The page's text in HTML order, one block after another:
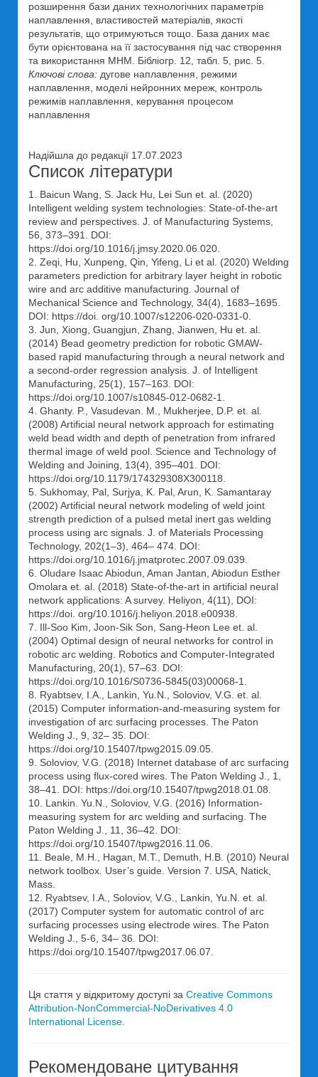
розширення бази даних технологічних параметрів
наплавлення, властивостей матеріалів, якості
результатів, що отримуються тощо. База даних має
бути орієнтована на її застосування під час створення
та використання МНМ. Бібліогр. 12, табл. 5, рис. 5.
Ключові слова: дугове наплавлення, режими
наплавлення, моделі нейронних мереж, контроль
режимів наплавлення, керування процесом
наплавлення
Надійшла до редакції 17.07.2023
Список літератури
1. Baicun Wang, S. Jack Hu, Lei Sun et. al. (2020)
Intelligent welding system technologies: State-of-the-art
review and perspectives. J. of Manufacturing Systems,
56, 373–391. DOI:
https://doi.org/10.1016/j.jmsy.2020.06.020.
2. Zeqi, Hu, Xunpeng, Qin, Yifeng, Li et al. (2020) Welding
parameters prediction for arbitrary layer height in robotic
wire and arc additive manufacturing. Journal of
Mechanical Science and Technology, 34(4), 1683–1695.
DOI: https://doi. org/10.1007/s12206-020-0331-0.
3. Jun, Xiong, Guangjun, Zhang, Jianwen, Hu et. al.
(2014) Bead geometry prediction for robotic GMAW-
based rapid manufacturing through a neural network and
a second-order regression analysis. J. of Intelligent
Manufacturing, 25(1), 157–163. DOI:
https://doi.org/10.1007/s10845-012-0682-1.
4. Ghanty. P., Vasudevan. M., Mukherjee, D.P. et. al.
(2008) Artificial neural network approach for estimating
weld bead width and depth of penetration from infrared
thermal image of weld pool. Science and Technology of
Welding and Joining, 13(4), 395–401. DOI:
https://doi.org/10.1179/174329308X300118.
5. Sukhomay, Pal, Surjya, K. Pal, Arun, K. Samantaray
(2002) Artificial neural network modeling of weld joint
strength prediction of a pulsed metal inert gas welding
process using arc signals. J. of Materials Processing
Technology, 202(1–3), 464– 474. DOI:
https://doi.org/10.1016/j.jmatprotec.2007.09.039.
6. Oludare Isaac Abiodun, Aman Jantan, Abiodun Esther
Omolara et. al. (2018) State-of-the-art in artificial neural
network applications: A survey. Heliyon, 4(11), DOI:
https://doi. org/10.1016/j.heliyon.2018.e00938.
7. Ill-Soo Kim, Joon-Sik Son, Sang-Heon Lee et. al.
(2004) Optimal design of neural networks for control in
robotic arc welding. Robotics and Computer-Integrated
Manufacturing, 20(1), 57–63. DOI:
https://doi.org/10.1016/S0736-5845(03)00068-1.
8. Ryabtsev, I.A., Lankin, Yu.N., Soloviov, V.G. et. al.
(2015) Computer information-and-measuring system for
investigation of arc surfacing processes. The Paton
Welding J., 9, 32– 35. DOI:
https://doi.org/10.15407/tpwg2015.09.05.
9. Soloviov, V.G. (2018) Internet database of arc surfacing
process using flux-cored wires. The Paton Welding J., 1,
38–41. DOI: https://doi.org/10.15407/tpwg2018.01.08.
10. Lankin. Yu.N., Soloviov, V.G. (2016) Information-
measuring system for arc welding and surfacing. The
Paton Welding J., 11, 36–42. DOI:
https://doi.org/10.15407/tpwg2016.11.06.
11. Beale, M.H., Hagan, M.T., Demuth, H.B. (2010) Neural
network toolbox. User’s guide. Version 7. USA, Natick,
Mass.
12. Ryabtsev, I.A., Soloviov, V.G., Lankin, Yu.N. et. al.
(2017) Computer system for automatic control of arc
surfacing processes using electrode wires. The Paton
Welding J., 5-6, 34– 36. DOI:
https://doi.org/10.15407/tpwg2017.06.07.
Ця стаття у відкритому доступі за Creative Commons
Attribution-NonCommercial-NoDerivatives 4.0
International License
Рекомендоване цитування